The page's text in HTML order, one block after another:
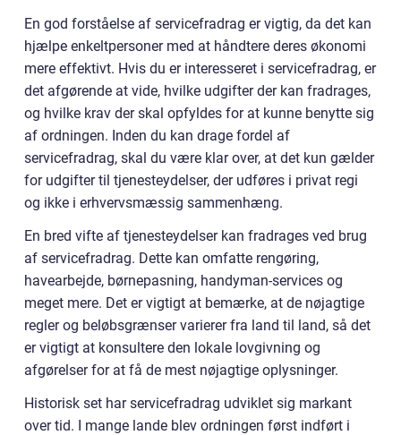
En god forståelse af servicefradrag er vigtig, da det kan
hjælpe enkeltpersoner med at håndtere deres økonomi
mere effektivt. Hvis du er interesseret i servicefradrag, er
det afgørende at vide, hvilke udgifter der kan fradrages,
og hvilke krav der skal opfyldes for at kunne benytte sig
af ordningen. Inden du kan drage fordel af
servicefradrag, skal du være klar over, at det kun gælder
for udgifter til tjenesteydelser, der udføres i privat regi
og ikke i erhvervsmæssig sammenhæng.
En bred vifte af tjenesteydelser kan fradrages ved brug
af servicefradrag. Dette kan omfatte rengøring,
havearbejde, børnepasning, handyman-services og
meget mere. Det er vigtigt at bemærke, at de nøjagtige
regler og beløbsgrænser varierer fra land til land, så det
er vigtigt at konsultere den lokale lovgivning og
afgørelser for at få de mest nøjagtige oplysninger.
Historisk set har servicefradrag udviklet sig markant
over tid. I mange lande blev ordningen først indført i